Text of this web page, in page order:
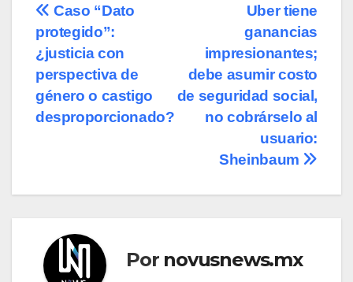
Navegación
de
entradas
Uber tiene
ganancias
impresionantes;
debe asumir costo
de seguridad social,
no cobrárselo al
usuario:
Sheinbaum
Caso “Dato
protegido”:
¿justicia con
perspectiva de
género o castigo
desproporcionado?
Por novusnews.mx